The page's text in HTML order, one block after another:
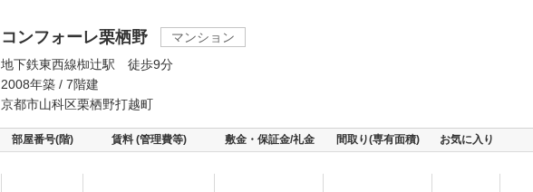
コンフォーレ栗栖野
マンション
地下鉄東西線椥辻駅 徒歩9分
2008年築 / 7階建
京都市山科区栗栖野打越町
部屋番号(階) 賃料 (管理費等) 敷金・保証金/礼金 間取り(専有面積) お気に入り